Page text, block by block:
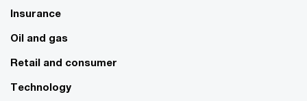
Insurance
Oil and gas
Retail and consumer
Technology